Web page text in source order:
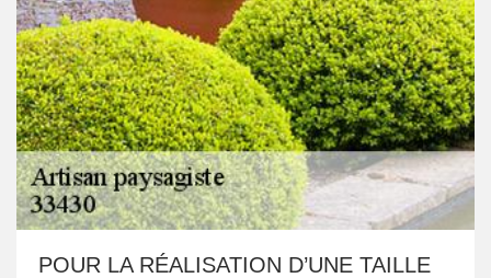
POUR LA RÉALISATION D’UNE TAILLE